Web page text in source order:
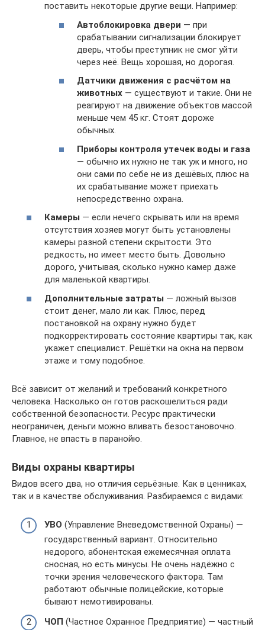
поставить некоторые другие вещи. Например:
Автоблокировка двери — при
срабатывании сигнализации блокирует
дверь, чтобы преступник не смог уйти
через неё. Вещь хорошая, но дорогая.
Датчики движения с расчётом на
животных — существуют и такие. Они не
реагируют на движение объектов массой
меньше чем 45 кг. Стоят дороже
обычных.
Приборы контроля утечек воды и газа
— обычно их нужно не так уж и много, но
они сами по себе не из дешёвых, плюс на
их срабатывание может приехать
непосредственно охрана.
Камеры — если нечего скрывать или на время
отсутствия хозяев могут быть установлены
камеры разной степени скрытости. Это
редкость, но имеет место быть. Довольно
дорого, учитывая, сколько нужно камер даже
для маленькой квартиры.
Дополнительные затраты — ложный вызов
стоит денег, мало ли как. Плюс, перед
постановкой на охрану нужно будет
подкорректировать состояние квартиры так, как
укажет специалист. Решётки на окна на первом
этаже и тому подобное.
Всё зависит от желаний и требований конкретного
человека. Насколько он готов раскошелиться ради
собственной безопасности. Ресурс практически
неограничен, деньги можно вливать безостановочно.
Главное, не впасть в паранойю.
Виды охраны квартиры
Видов всего два, но отличия серьёзные. Как в ценниках,
так и в качестве обслуживания. Разбираемся с видами:
УВО (Управление Вневедомственной Охраны) —
государственный вариант. Относительно
недорого, абонентская ежемесячная оплата
сносная, но есть минусы. Не очень надёжно с
точки зрения человеческого фактора. Там
работают обычные полицейские, которые
бывают немотивированы.
ЧОП (Частное Охранное Предприятие) — частный